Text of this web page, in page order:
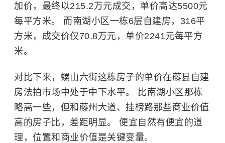
加价，最终以215.2万元成交，单价高达5500元
每平方米。 而南湖小区一栋6层自建房，316平
方米，成交价仅70.8万元，单价2241元每平方
米。
对比下来，螺山六街这栋房子的单价在藤县自建
房法拍市场中处于中下水平。 比南湖小区那栋
略高一些，但和藤州大道、挂榜路那些商业价值
高的房子比，差距明显。 便宜自然有便宜的道
理，位置和商业价值是关键变量。